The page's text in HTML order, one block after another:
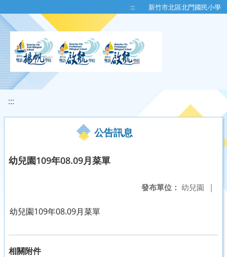
::: 新竹市北區北門國民小學
:::
公告訊息
幼兒園109年08.09月菜單
發布單位： 幼兒園 |
幼兒園109年08.09月菜單
相關附件